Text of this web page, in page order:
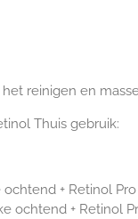
reinigen en
Thuis gebruik:
+ Retinol
ochtend + Retinol